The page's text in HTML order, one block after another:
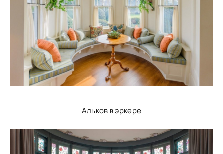
Альков в эркере